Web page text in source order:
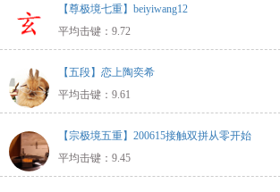
【尊极境七重】beiyiwang12
平均击键：9.72
【五段】恋上陶奕希
平均击键：9.61
【宗极境五重】200615接触双拼从零开始
平均击键：9.45